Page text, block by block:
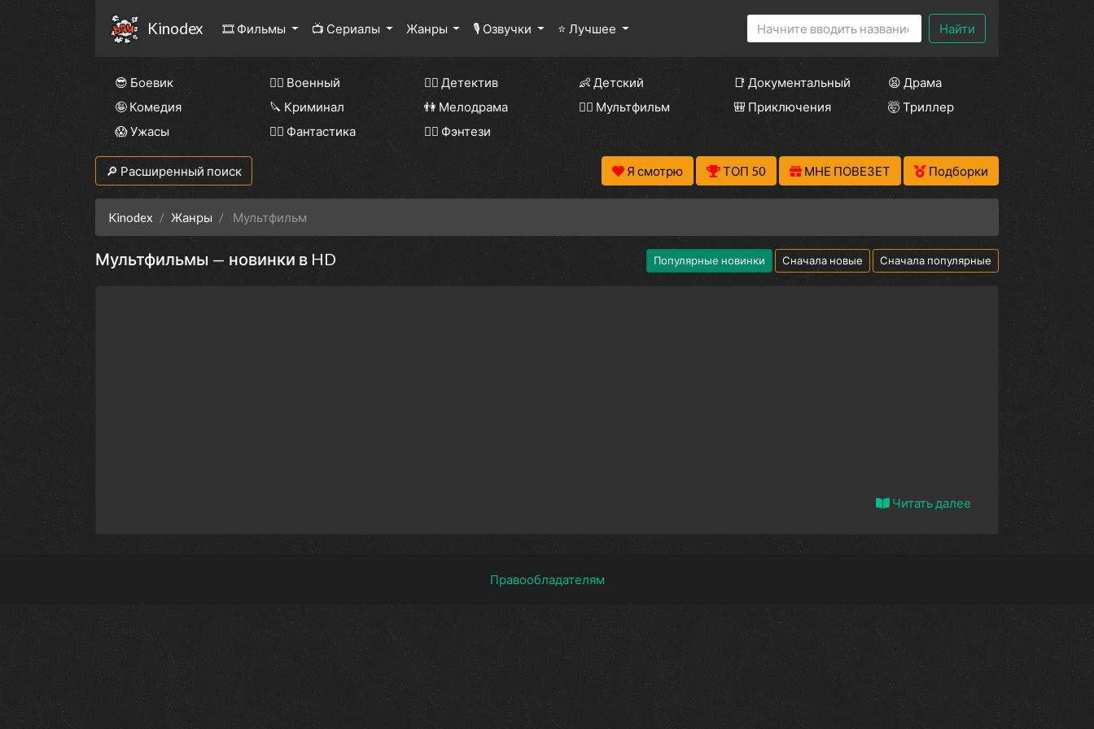
Kinodex 🎞 Фильмы 📺 Сериалы Жанры 🎙 Озвучки ⭐ Лучшее Найти
😎 Боевик 👨‍✈️ Военный 🕵️‍♂️ Детектив 👶 Детский 📑 Документальный
😫 Драма
🤪 Комедия
🔪 Криминал 👫 Мелодрама 🧚‍♀️ Мультфильм 🎒 Приключения
🤯 Триллер
😱 Ужасы
🧙‍♀️ Фантастика 🧝‍♂️ Фэнтези
🔎 Расширенный поиск Я смотрю ТОП 50 МНЕ ПОВЕЗЕТ Подборки
Kinodex Жанры Мультфильм
Мультфильмы — новинки в HD Популярные новинки Сначала новые Сначала популярные
Читать далее
Правообладателям